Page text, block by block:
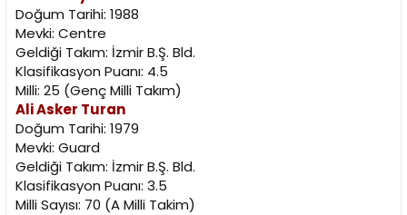
Doğum Tarihi: 1988
Mevki: Centre
Geldiği Takım: İzmir B.Ş. Bld.
Klasifikasyon Puanı: 4.5
Milli: 25 (Genç Milli Takım)
Ali Asker Turan
Doğum Tarihi: 1979
Mevki: Guard
Geldiği Takım: İzmir B.Ş. Bld.
Klasifikasyon Puanı: 3.5
Milli Sayısı: 70 (A Milli Takim)